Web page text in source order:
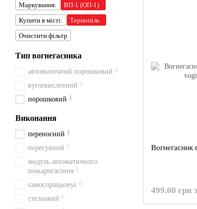
499.00 грн
Маркування:
ВП-1 (ОП-1)
Купити в місті:
Тернопіль
Очистити фільтр
Тип вогнегасника
автоматичний порошковий 0
вуглекислотний 0
порошковий 1
Виконання
переносний 1
пересувний 0
модуль автоматичного
пожарогасіння 0
самоспрацьовує 0
стельовий 0